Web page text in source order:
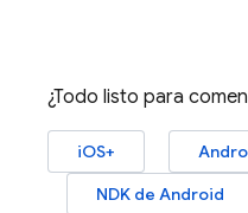
¿Todo listo para
iOS+
NDK de Android